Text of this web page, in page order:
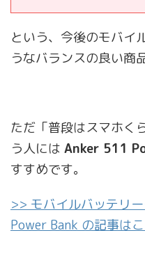
という、今後のモバイ
うなバランスの良い商
ただ「普段はスマホく
う人には Anker 511
すすめです。
>> モバイルバッテリ
Power Bank の記事は